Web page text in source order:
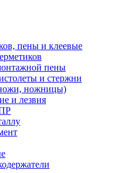
пены и клеевые
пены
и стержни
ножницы)
и лезвия